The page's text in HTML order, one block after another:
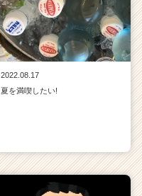
2022.08.17
夏を満喫したい!